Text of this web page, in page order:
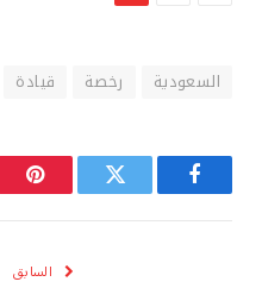
السعودية رخصة قيادة
فيسبوك تويتر
السابق